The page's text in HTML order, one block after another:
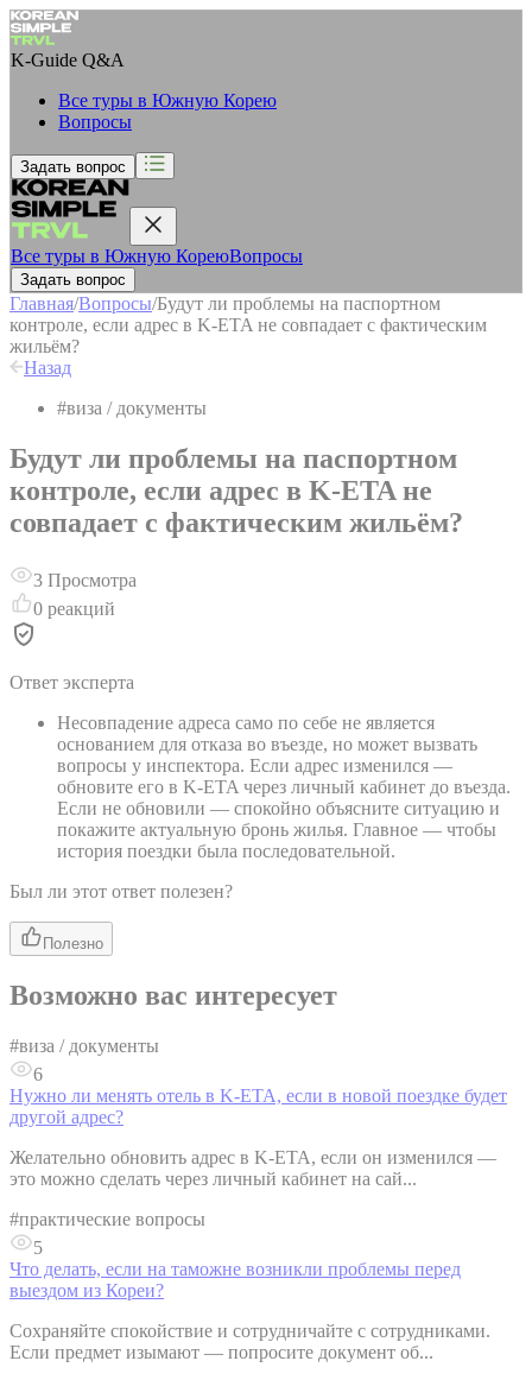
K-Guide Q&A
Все туры в Южную Корею
Вопросы
Задать вопрос
Все туры в Южную КореюВопросы
Задать вопрос
Главная/Вопросы/Будут ли проблемы на паспортном
контроле, если адрес в K-ETA не совпадает с фактическим
жильём?
Назад
#виза / документы
Будут ли проблемы на паспортном
контроле, если адрес в K-ETA не
совпадает с фактическим жильём?
3 Просмотра
0 реакций
Ответ эксперта
Несовпадение адреса само по себе не является
основанием для отказа во въезде, но может вызвать
вопросы у инспектора. Если адрес изменился —
обновите его в K-ETA через личный кабинет до въезда.
Если не обновили — спокойно объясните ситуацию и
покажите актуальную бронь жилья. Главное — чтобы
история поездки была последовательной.
Был ли этот ответ полезен?
Полезно
Возможно вас интересует
#виза / документы
6
Нужно ли менять отель в K-ETA, если в новой поездке будет
другой адрес?
Желательно обновить адрес в K-ETA, если он изменился —
это можно сделать через личный кабинет на сай...
#практические вопросы
5
Что делать, если на таможне возникли проблемы перед
выездом из Кореи?
Сохраняйте спокойствие и сотрудничайте с сотрудниками.
Если предмет изымают — попросите документ об...